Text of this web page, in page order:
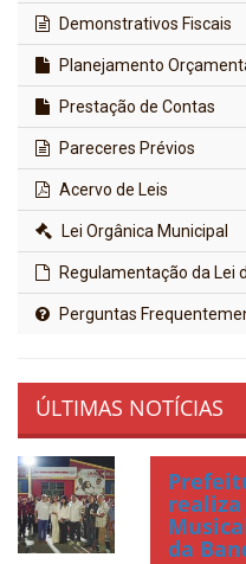
Demonstrativos Fiscais
Planejamento
Prestação de Contas
Pareceres Prévios
Acervo de Leis
Lei Orgânica Municipal
Regulamentação da Lei
Perguntas
ÚLTIMAS NOTÍCIAS
realiza
da